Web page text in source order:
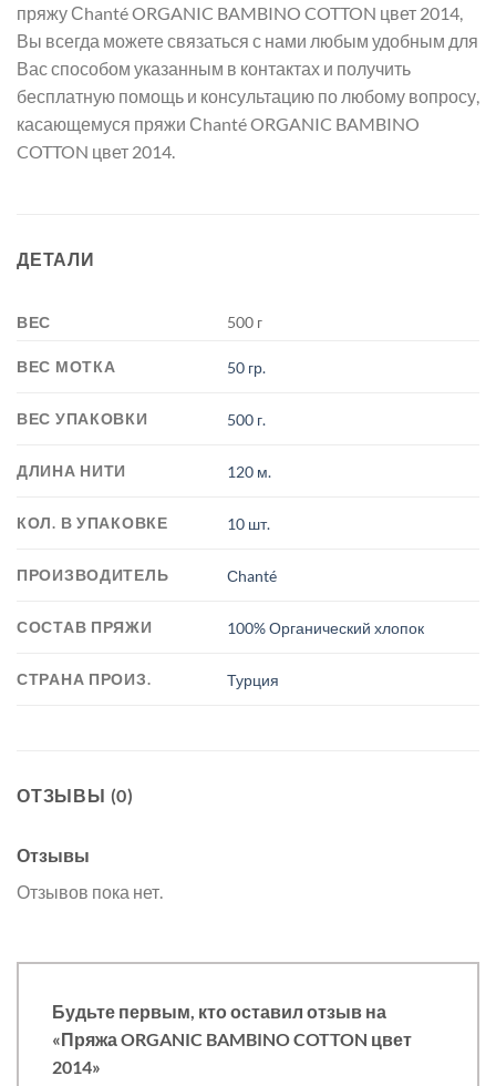
пряжу Сhanté ORGANIC BAMBINO COTTON цвет 2014,
Вы всегда можете связаться с нами любым удобным для
Вас способом указанным в контактах и получить
бесплатную помощь и консультацию по любому вопросу,
касающемуся пряжи Сhanté ORGANIC BAMBINO
COTTON цвет 2014.
ДЕТАЛИ
ВЕС 500 г
ВЕС МОТКА 50 гр.
ВЕС УПАКОВКИ 500 г.
ДЛИНА НИТИ 120 м.
КОЛ. В УПАКОВКЕ 10 шт.
ПРОИЗВОДИТЕЛЬ Сhanté
СОСТАВ ПРЯЖИ 100% Органический хлопок
СТРАНА ПРОИЗ. Турция
ОТЗЫВЫ (0)
Отзывы
Отзывов пока нет.
Будьте первым, кто оставил отзыв на
«Пряжа ORGANIC BAMBINO COTTON цвет
2014»